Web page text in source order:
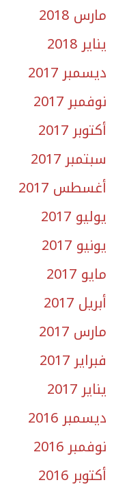
مارس 2018
يناير 2018
ديسمبر 2017
نوفمبر 2017
أكتوبر 2017
سبتمبر 2017
أغسطس 2017
يوليو 2017
يونيو 2017
مايو 2017
أبريل 2017
مارس 2017
فبراير 2017
يناير 2017
ديسمبر 2016
نوفمبر 2016
أكتوبر 2016